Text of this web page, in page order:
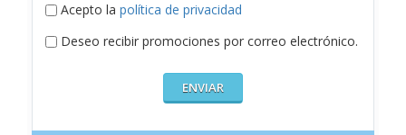
Acepto la política de privacidad
Deseo recibir promociones por correo electrónico.